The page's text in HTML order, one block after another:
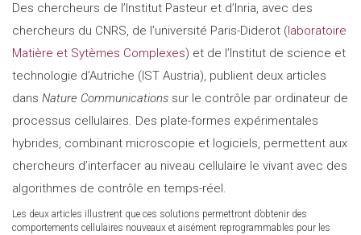
Des chercheurs de l’Institut Pasteur et d’Inria, avec des
chercheurs du CNRS, de l’université Paris-Diderot ( laboratoire
Matière et Sytèmes Complexes) et de l’Institut de science et
technologie d’Autriche (IST Austria), publient deux articles
dans Nature Communications sur le contrôle par ordinateur de
processus cellulaires. Des plate-formes expérimentales
hybrides, combinant microscopie et logiciels, permettent aux
chercheurs d’interfacer au niveau cellulaire le vivant avec des
algorithmes de contrôle en temps-réel.
Les deux articles illustrent que ces solutions permettront d’obtenir des
comportements cellulaires nouveaux et aisément reprogrammables pour les